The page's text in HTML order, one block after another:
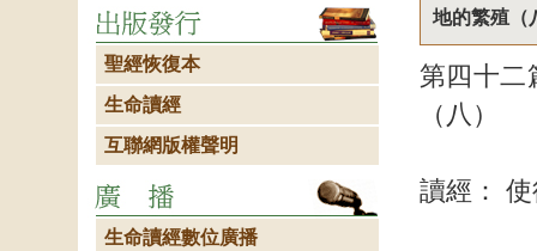
地的繁殖（
第四十二
（八）
讀經：
聖經恢復本
生命讀經
互聯網版權聲明
生命讀經數位廣播